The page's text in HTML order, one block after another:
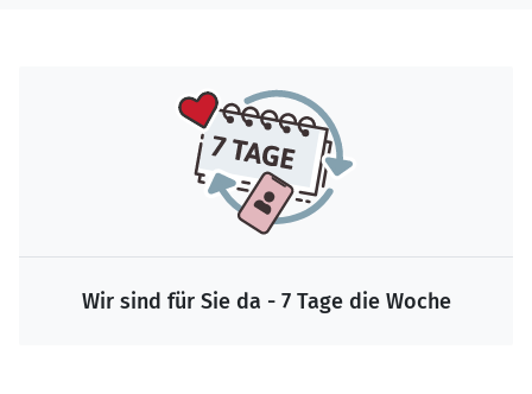
Wir sind für Sie da - 7 Tage die Woche